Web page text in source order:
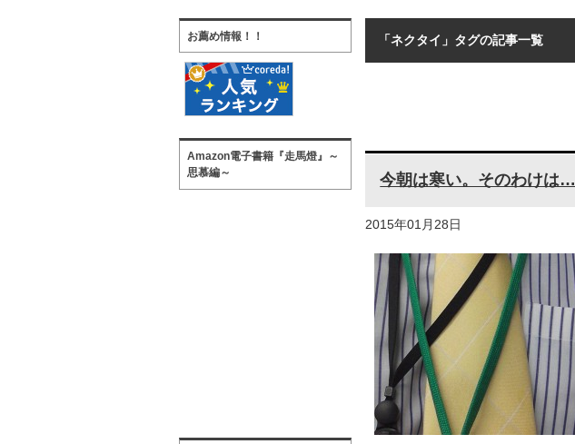
「ネクタイ」タグの記事一覧
今朝は寒い。そのわけは…
2015年01月28日
お薦め情報！！
Amazon電子書籍『走馬燈』～
思慕編～